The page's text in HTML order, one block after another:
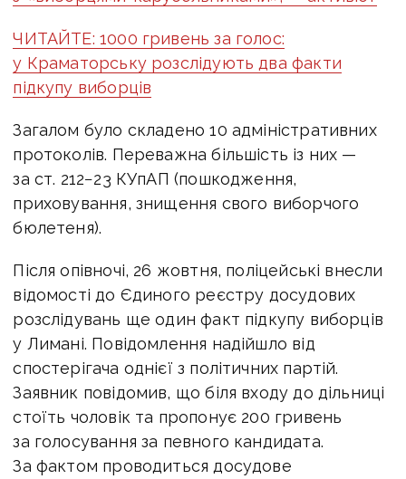
ЧИТАЙТЕ: 1000 гривень за голос:
у Краматорську розслідують два факти
підкупу виборців
Загалом було складено 10 адміністративних
протоколів. Переважна більшість із них —
за ст. 212−23 КУпАП (пошкодження,
приховування, знищення свого виборчого
бюлетеня).
Після опівночі, 26 жовтня, поліцейські внесли
відомості до Єдиного реєстру досудових
розслідувань ще один факт підкупу виборців
у Лимані. Повідомлення надійшло від
спостерігача однієї з політичних партій.
Заявник повідомив, що біля входу до дільниці
стоїть чоловік та пропонує 200 гривень
за голосування за певного кандидата.
За фактом проводиться досудове